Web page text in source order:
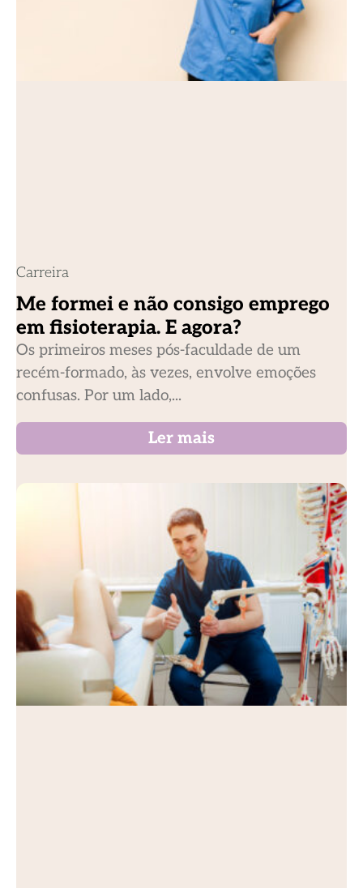
Carreira
Me formei e não consigo emprego
em fisioterapia. E agora?
Os primeiros meses pós-faculdade de um
recém-formado, às vezes, envolve emoções
confusas. Por um lado,...
Ler mais